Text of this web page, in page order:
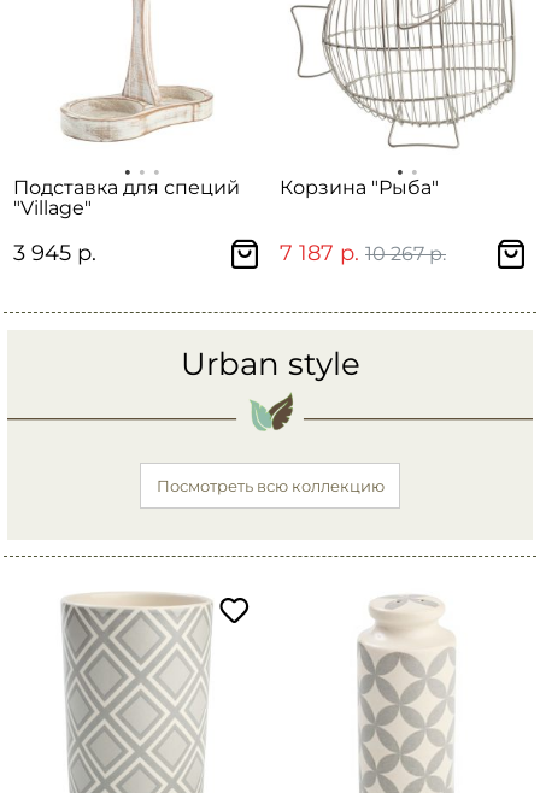
Подставка для специй
"Village"
3 945 р.
Корзина "Рыба"
7 187 р. 10 267 р.
Urban style
Посмотреть всю коллекцию